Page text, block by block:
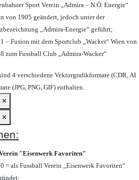
Sport Verein „Admira – N.Ö. Energie“
von 1905 geändert, jedoch unter der
„Admira-Energie“ geführt;
– Fusion mit dem Sportclub „Wacker“ Wien von
zum Fussball Club „Admira-Wacker“
4 verschiedene Vektorgrafikformate (CDR, AI
(JPG, PNG, GIF) enthalten.
×
×
"Eisenwerk Favoriten"
= als Fussball Verein „Eisenwerk Favoriten“